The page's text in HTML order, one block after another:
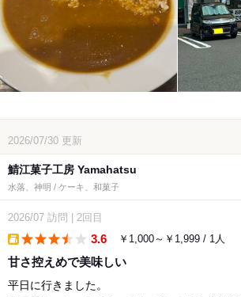
2026/07/30 更新
鯖江菓子工房 Yamahatsu
水落、神明 / ケーキ、和菓子
2026/07 訪問 2回目
3.6 ￥1,000～￥1,999 / 1人
甘さ控えめで美味しい
平日に行きました。